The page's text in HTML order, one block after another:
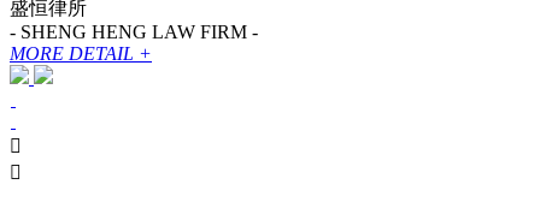
盛恒律所
- SHENG HENG LAW FIRM -
MORE DETAIL +

